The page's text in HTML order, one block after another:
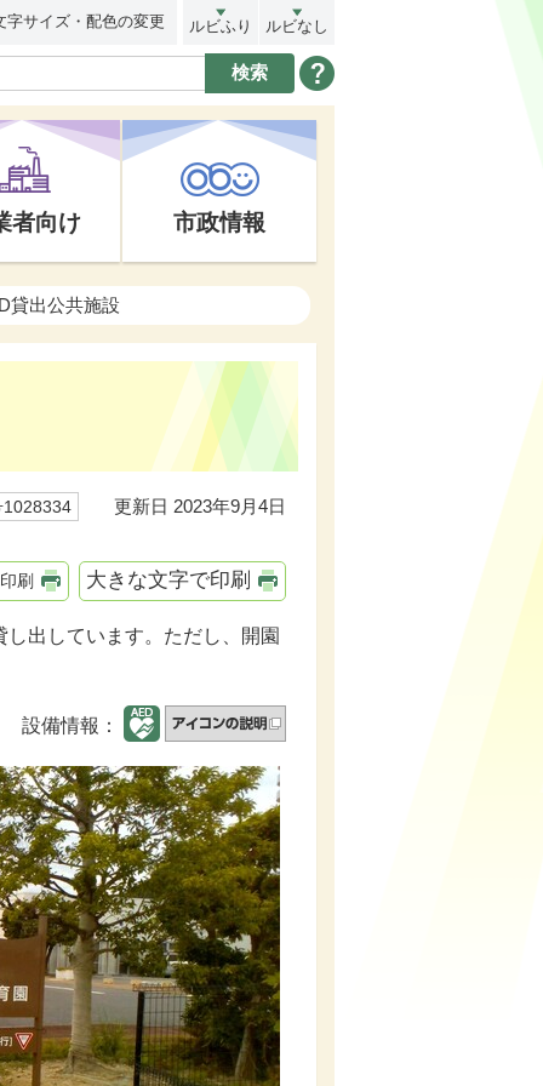
字サイズ・配色の変更 ルビふり ルビなし
者向け 市政情報
貸出公共施設
1028334 更新日 2023年9月4日
印刷 大きな文字で印刷
出しています。ただし、開園
設備情報：